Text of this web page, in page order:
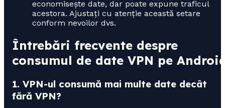
economisește date, dar poate expune traficul
acestora. Ajustați cu atenție această setare
conform nevoilor dvs.
Întrebări frecvente despre
consumul de date VPN pe
1. VPN-ul consumă mai multe date decât
fără VPN?